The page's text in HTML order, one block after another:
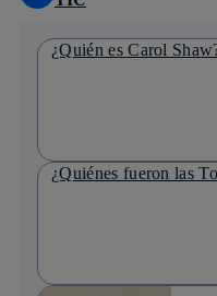
¿Quién es Carol
¿Quiénes fueron las